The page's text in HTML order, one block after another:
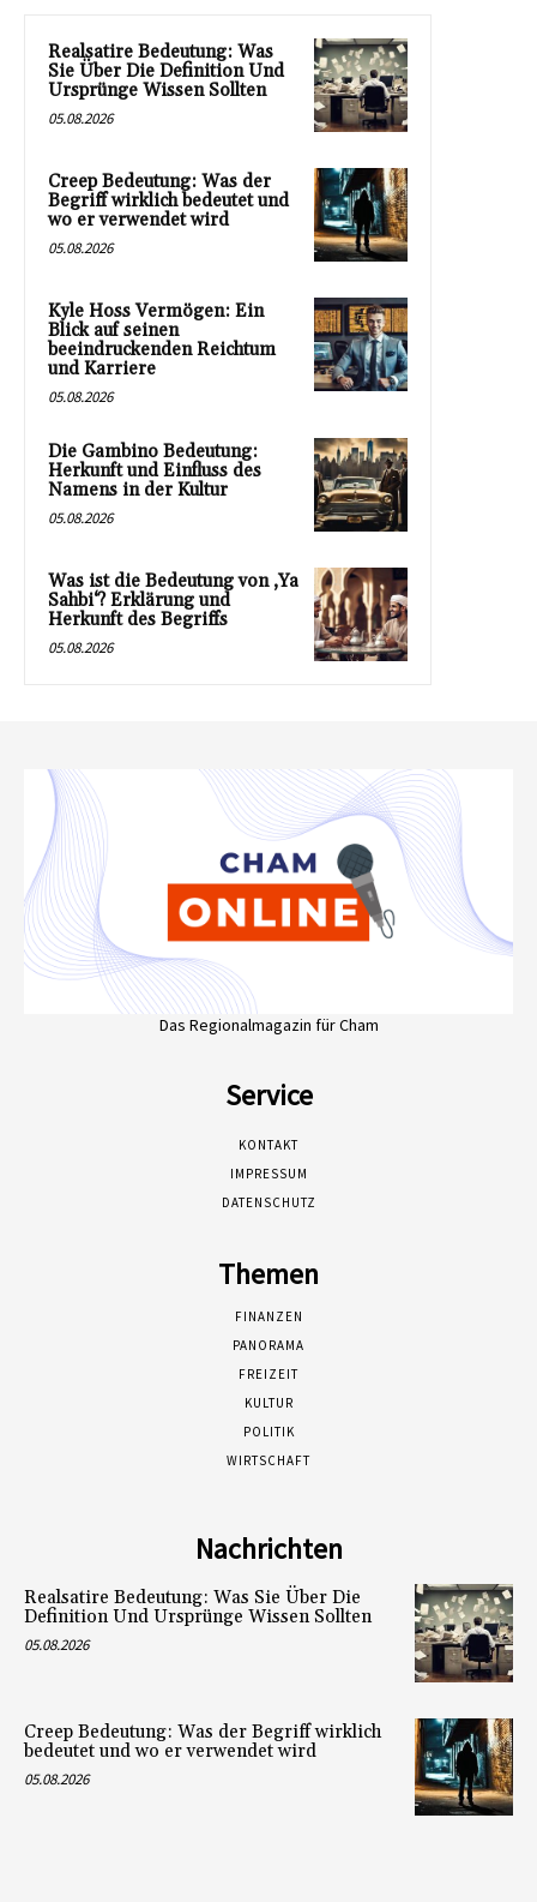
Realsatire Bedeutung: Was
Sie Über Die Definition Und
Ursprünge Wissen Sollten
05.08.2026
Creep Bedeutung: Was der
Begriff wirklich bedeutet und
wo er verwendet wird
05.08.2026
Kyle Hoss Vermögen: Ein
Blick auf seinen
beeindruckenden Reichtum
und Karriere
05.08.2026
Die Gambino Bedeutung:
Herkunft und Einfluss des
Namens in der Kultur
05.08.2026
Was ist die Bedeutung von ‚Ya
Sahbi‘? Erklärung und
Herkunft des Begriffs
05.08.2026
Das Regionalmagazin für Cham
Service
KONTAKT
IMPRESSUM
DATENSCHUTZ
Themen
FINANZEN
PANORAMA
FREIZEIT
KULTUR
POLITIK
WIRTSCHAFT
Nachrichten
Realsatire Bedeutung: Was Sie Über Die
Definition Und Ursprünge Wissen Sollten
05.08.2026
Creep Bedeutung: Was der Begriff wirklich
bedeutet und wo er verwendet wird
05.08.2026